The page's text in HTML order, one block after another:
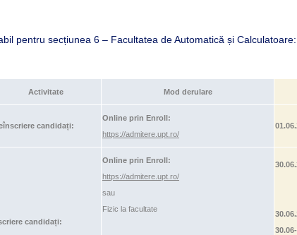
pentru secțiunea 6 – Facultatea de Automatică și Calculatoare:
Activitate Mod derulare
înscriere candidați:
Online prin Enroll:
https://admitere.upt.ro/
candidați:
Online prin Enroll:
https://admitere.upt.ro/
sau
Fizic la facultate